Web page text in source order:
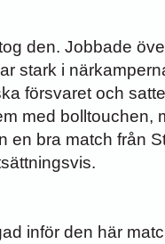
den. Jobbade
stark i
försvaret och
med bolltouchen,
en bra match från
inför den här